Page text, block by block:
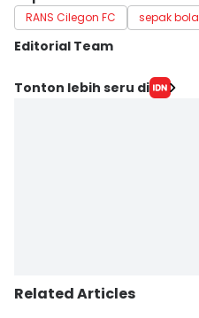
RANS Cilegon FC sepak bola
Editorial Team
Editor
Tonton lebih seru di
Related Articles